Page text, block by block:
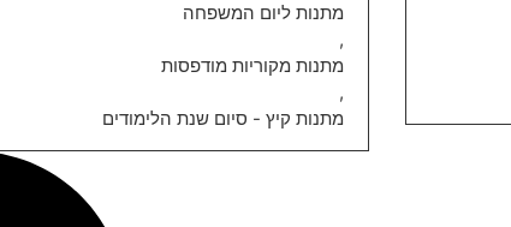
מתנות ליום המשפחה
,
מתנות מקוריות מודפסות
,
מתנות קיץ - סיום שנת הלימודים